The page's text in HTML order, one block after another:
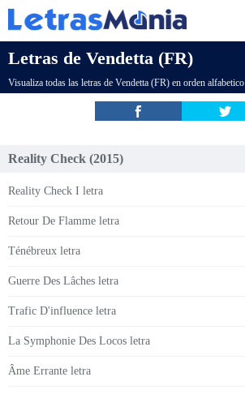
Letras de Vendetta (FR)
Visualiza todas las letras de Vendetta (FR) en orden alfabetico
Reality Check (2015)
Reality Check I letra
Retour De Flamme letra
Ténébreux letra
Guerre Des Lâches letra
Trafic D'influence letra
La Symphonie Des Locos letra
Âme Errante letra